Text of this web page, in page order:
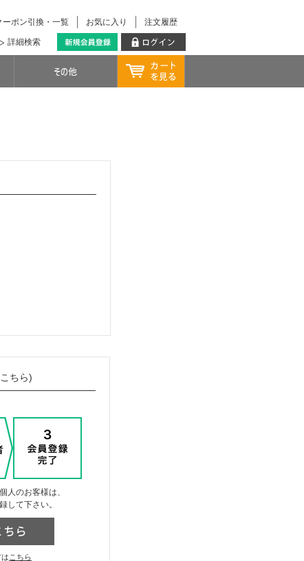
注文履歴
お気に入り
ーポン引換・一覧
詳細検索
ちら)
人のお客様は、
して下さい。
こちら